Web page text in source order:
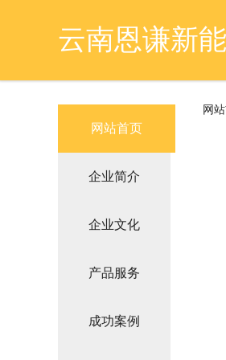
云南恩谦新
网站首页
企业简介
企业文化
产品服务
成功案例
网